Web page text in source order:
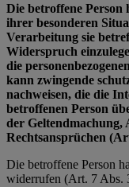
Die betroffene Person
ihrer besonderen
Verarbeitung sie
Widerspruch
die
kann zwingende
nachweisen, die die
betroffenen Person
der Geltendmachung,
Rechtsansprüchen
Die betroffene Person
widerrufen (Art. 7 Abs.